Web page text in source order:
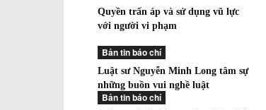
Quyền trấn áp và sử dụng vũ lực
với người vi phạm
Bản tin báo chí
Luật sư Nguyễn Minh Long tâm sự
những buồn vui nghề luật
Bản tin báo chí